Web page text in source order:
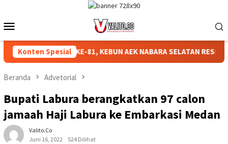
konten
Mobile
Konten Spesial
HUT RI KE-81, KEBUN AEK NABARA SELATAN RESMI GELAR
Beranda Advetorial
Bupati Labura berangkatkan 97 calon
jamaah Haji Labura ke Embarkasi Medan
Valito.co
Juni 16, 2022
524 Dilihat